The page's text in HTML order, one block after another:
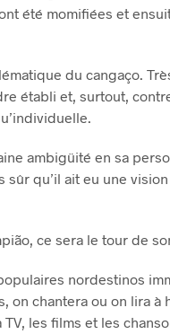
été momifiées et
du cangaço.
établi et, surtout,
ambigüité en sa
qu’il ait eu une
ce sera le tour de
nordestinos
on chantera ou on lira
les films et les